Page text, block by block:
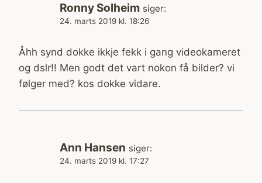
Ronny Solheim siger:
24. marts 2019 kl. 18:26
Åhh synd dokke ikkje fekk i gang videokameret
og dslr!! Men godt det vart nokon få bilder? vi
følger med? kos dokke vidare.
Ann Hansen siger:
24. marts 2019 kl. 17:27